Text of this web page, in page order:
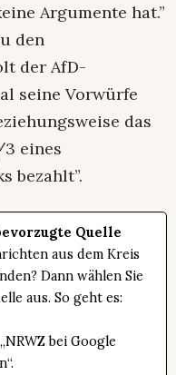
Argumente hat.”
den
der AfD-
seine Vorwürfe
das
eines
bezahlt”.
Quelle
aus dem Kreis
Dann wählen Sie
aus. So geht es:
bei Google